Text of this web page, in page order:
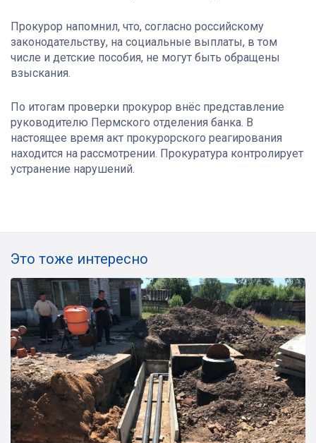
Прокурор напомнил, что, согласно российскому
законодательству, на социальные выплаты, в том
числе и детские пособия, не могут быть обращены
взыскания.
По итогам проверки прокурор внёс представление
руководителю Пермского отделения банка. В
настоящее время акт прокурорского реагирования
находится на рассмотрении. Прокуратура контролирует
устранение нарушений.
Это тоже интересно